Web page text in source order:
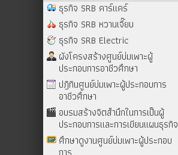
ธุรกิจ SRB คาร์แคร์
ธุรกิจ SRB หวานเจี๊ยบ
ธุรกิจ SRB Electric
ผังโครงสร้างศูนย์บ่มเพาะผู้
ประกอบการอาชีวศึกษา
ปฎิทินศูนย์บ่มเพาะผู้ประกอบการ
อาชีวศึกษา
อบรมสร้างจิตสำนึกในการเป็นผู้
ประกอบการและการเขียนแผนธุรกิจ
ศึกษาดูงานศูนย์บ่มเพาะผู้ประกอบ